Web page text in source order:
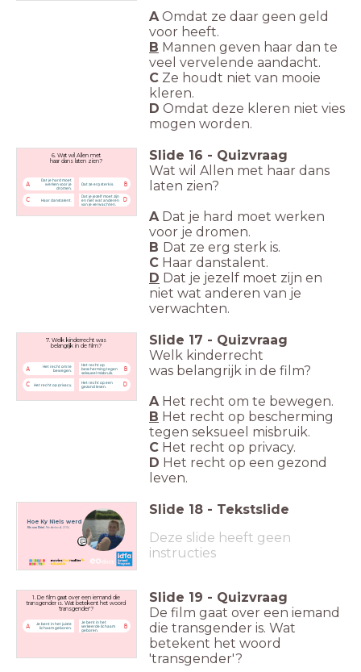
AOmdat ze daar geen geld
voor heeft.
B Mannen geven haar dan te
veel vervelende aandacht.
C Ze houdt niet van mooie
kleren.
D Omdat deze kleren niet vies
mogen worden.
6. Wat wil Allen met
haar dans laten zien?
A
Dat je hard moet
werken voor je
dromen.
B
Dat ze erg sterk is.
C Haar danstalent. D
Dat je jezelf moet zijn
en niet wat anderen
van je verwachten.
Slide 16 - Quizvraag
Wat wil Allen met haar dans
laten zien?
ADat je hard moet werken
voor je dromen.
B Dat ze erg sterk is.
C Haar danstalent.
D Dat je jezelf moet zijn en
niet wat anderen van je
verwachten.
7. Welk kinderrecht was
belangrijk in de film?
A
Het recht om te
bewegen.
B
Het recht op
bescherming tegen
seksueel misbruik.
C Het recht op privacy. D
Het recht op een
gezond leven.
Slide 17 - Quizvraag
Welk kinderrecht
was belangrijk in de film?
AHet recht om te bewegen.
B Het recht op bescherming
tegen seksueel misbruik.
C Het recht op privacy.
D Het recht op een gezond
leven.
Hoe Ky Niels werd
Els van Driel , Nederland, 2014
Slide 18 - Tekstslide
Deze slide heeft geen
instructies
1. De film gaat over een iemand die
transgender is. Wat betekent het woord
'transgender'?
A
Je bent in het juiste
lichaam geboren.
B
Je bent in het
verkeerde lichaam
geboren.
Slide 19 - Quizvraag
De film gaat over een iemand
die transgender is. Wat
betekent het woord
'transgender'?